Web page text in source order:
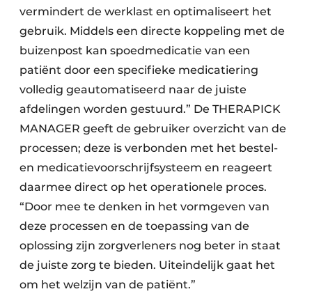
vermindert de werklast en optimaliseert het
gebruik. Middels een directe koppeling met de
buizenpost kan spoedmedicatie van een
patiënt door een specifieke medicatiering
volledig geautomatiseerd naar de juiste
afdelingen worden gestuurd.” De THERAPICK
MANAGER geeft de gebruiker overzicht van de
processen; deze is verbonden met het bestel-
en medicatievoorschrijfsysteem en reageert
daarmee direct op het operationele proces.
“Door mee te denken in het vormgeven van
deze processen en de toepassing van de
oplossing zijn zorgverleners nog beter in staat
de juiste zorg te bieden. Uiteindelijk gaat het
om het welzijn van de patiënt.”